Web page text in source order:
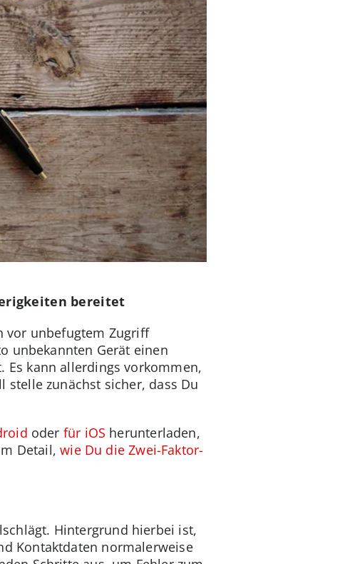
bereitet
vor unbefugtem Zugriff
unbekannten Gerät einen
Es kann allerdings vorkommen,
stelle zunächst sicher, dass Du
oder für iOS herunterladen,
Detail,wie Du die Zwei-Faktor-
Hintergrund hierbei ist,
Kontaktdaten normalerweise